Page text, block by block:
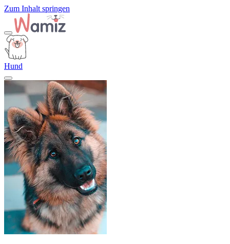
Zum Inhalt springen
Hund